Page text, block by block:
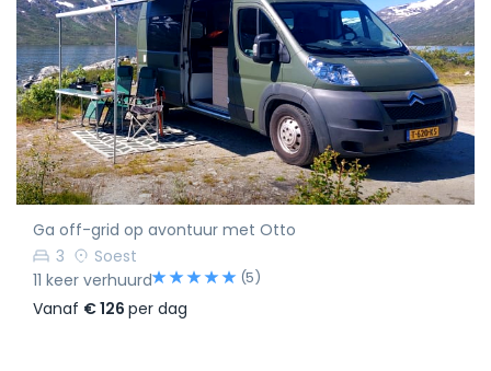
Ga off-grid op avontuur met Otto
3
Soest
11 keer verhuurd
(5)
Vanaf € 126 per dag